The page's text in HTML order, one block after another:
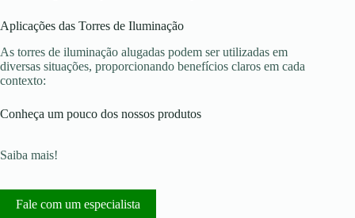
Aplicações das Torres de Iluminação
As torres de iluminação alugadas podem ser utilizadas em
diversas situações, proporcionando benefícios claros em cada
contexto:
Conheça um pouco dos nossos produtos
Saiba mais!
Fale com um especialista